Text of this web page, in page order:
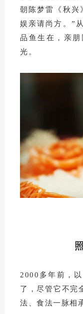
朝陈梦雷《秋兴
娱亲请尚方。”
品鱼生在，亲
光。
2000多年前，
了，尽管它不完
法、食法一脉相